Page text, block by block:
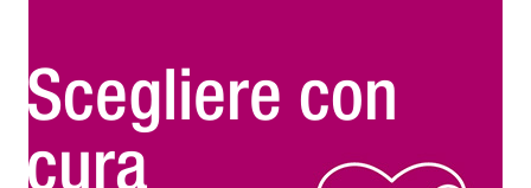
Scegliere con
cura